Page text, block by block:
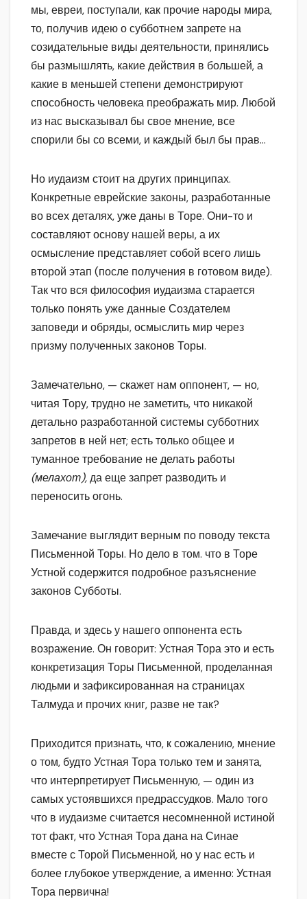
мы, евреи, поступали, как прочие народы мира,
то, получив идею о субботнем запрете на
созидательные виды деятельности, принялись
бы размышлять, какие действия в большей, а
какие в меньшей степени демонстрируют
способность человека преображать мир. Любой
из нас высказывал бы свое мнение, все
спорили бы со всеми, и каждый был бы прав…
Но иудаизм стоит на других принципах.
Конкретные еврейские законы, разработанные
во всех деталях, уже даны в Торе. Они-то и
составляют основу нашей веры, а их
осмысление представляет собой всего лишь
второй этап (после получения в готовом виде).
Так что вся философия иудаизма старается
только понять уже данные Создателем
заповеди и обряды, осмыслить мир через
призму полученных законов Торы.
Замечательно, — скажет нам оппонент, — но,
читая Тору, трудно не заметить, что никакой
детально разработанной системы субботних
запретов в ней нет; есть только общее и
туманное требование не делать работы
(мелахот),да еще запрет разводить и
переносить огонь.
Замечание выглядит верным по поводу текста
Письменной Торы. Но дело в том. что в Торе
Устной содержится подробное разъяснение
законов Субботы.
Правда, и здесь у нашего оппонента есть
возражение. Он говорит: Устная Тора это и есть
конкретизация Торы Письменной, проделанная
людьми и зафиксированная на страницах
Талмуда и прочих книг, разве не так?
Приходится признать, что, к сожалению, мнение
о том, будто Устная Тора только тем и занята,
что интерпретирует Письменную, — один из
самых устоявшихся предрассудков. Мало того
что в иудаизме считается несомненной истиной
тот факт, что Устная Тора дана на Синае
вместе с Торой Письменной, но у нас есть и
более глубокое утверждение, а именно: Устная
Тора первична!